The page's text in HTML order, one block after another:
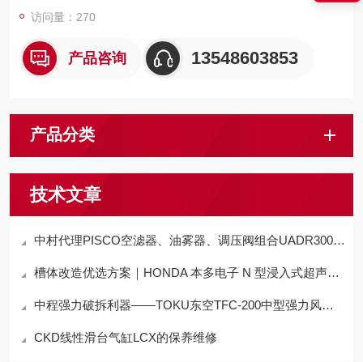
访问量：270
产品咨询 13548603853
产品分类
技术文章
中村代理PISCO空滤器、油雾器、调压阀组合UADR300-02-MD-G工作原理
槽体改造优选方案｜HONDA 本多电子 N 型浸入式超声波清洗振盒应用介绍
中程强力破拆利器——TOKU东空TFC-200中型强力风铲/渣铲技术与应用解析
CKD线性滑台气缸LCX的保养维修